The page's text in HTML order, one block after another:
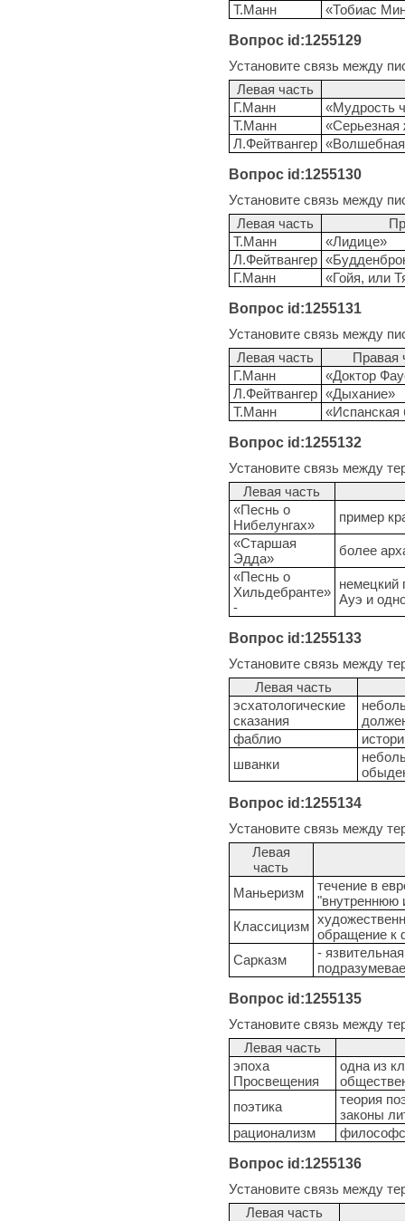
Т.Манн
«Тобиас
Вопрос id:1255129
Установите связь между
Левая часть
Г.Манн
«Мудрость
Т.Манн
«Серьезная
Л.Фейтвангер «Волшебная
Вопрос id:1255130
Установите связь между
Левая часть
Т.Манн
«Лидице»
Л.Фейтвангер
Г.Манн
«Гойя, или
Вопрос id:1255131
Установите связь между
Левая часть
Правая
Г.Манн
«Доктор
Л.Фейтвангер «Дыхание»
Т.Манн
«Испанская
Вопрос id:1255132
Установите связь между
Левая часть
«Песнь о
Нибелунгах»
пример
«Старшая
Эдда»
более
«Песнь о
Хильдебранте»
-
немецкий
Ауэ и
Вопрос id:1255133
Установите связь между
Левая часть
эсхатологические
сказания
фаблио
шванки
Вопрос id:1255134
Установите связь между
Левая
часть
Маньеризм
течение в
"внутреннюю
Классицизм
обращение к
Сарказм
-
Вопрос id:1255135
Установите связь между
Левая часть
эпоха
Просвещения
одна из
поэтика
теория
законы
рационализм
Вопрос id:1255136
Установите связь между
Левая часть